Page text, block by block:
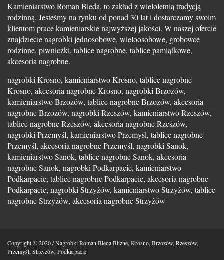
Kamieniarstwo Roman Bieda, to zakład z wieloletnią tradycją
rodzinną. Jesteśmy na rynku od ponad 30 lat i dostarczamy swoim
klientom prace kamieniarskie najwyższej jakości. W naszej ofercie
znajdziecie nagrobki jednosobowe, wieloosobowe, grobowce
rodzinne, piwniczki, tablice nagrobne, tablice pamiątkowe,
akcesoria nagrobne.
nagrobki Krosno, kamieniarstwo Krosno, tablice nagrobne
Krosno, akcesoria nagrobne Krosno, nagrobki Brzozów,
kamieniarstwo Brzozów, tablice nagrobne Brzozów, akcesoria
nagrobne Brzozów, nagrobki Rzeszów, kamieniarstwo Rzeszów,
tablice nagrobne Rzeszów, akcesoria nagrobne Rzeszów,
nagrobki Przemyśl, kamieniarstwo Przemyśl, tablice nagrobne
Przemyśl, akcesoria nagrobne Przemyśl, nagrobki Sanok,
kamieniarstwo Sanok, tablice nagrobne Sanok, akcesoria
nagrobne Sanok, nagrobki Podkarpacie, kamieniarstwo
Podkarpacie, tablice nagrobne Podkarpacie, akcesoria nagrobne
Podkarpacie, nagrobki Strzyżów, kamieniarstwo Strzyżów, tablice
nagrobne Strzyżów, akcesoria nagrobne Strzyżów
Copyright © 2020 / Nagrobki Roman Bieda Blizne, Krosno, Brzozów, Rzeszów,
Przemyśl, Strzyżów, Podkarpacie